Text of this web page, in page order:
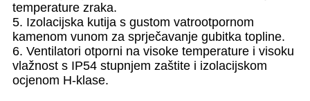
temperature zraka.
5. Izolacijska kutija s gustom vatrootpornom
kamenom vunom za sprječavanje gubitka topline.
6. Ventilatori otporni na visoke temperature i visoku
vlažnost s IP54 stupnjem zaštite i izolacijskom
ocjenom H-klase.